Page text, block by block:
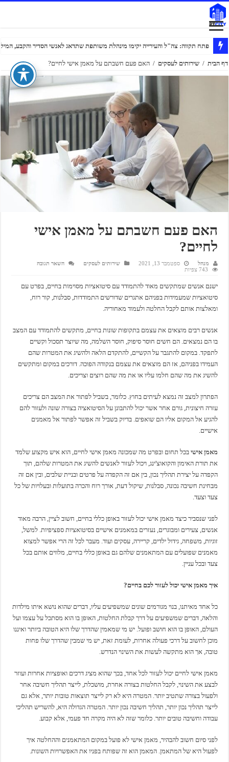
פתח תקווה: צה"ל והעירייה יקימו מינהלת משותפת שתדאג לאנשי הסדיר והקבע,
דף הבית / שירותים לעסקים / האם פעם חשבתם על מאמן אישי לחיים?
האם פעם חשבתם על מאמן אישי
לחיים?
מנהל ספטמבר 13, 2021 שירותים לעסקים
השאר תגובה
743 צפיות
ישנם אנשים שמתקשים מאוד להתמודד עם סיטואציות מסוימות בחיים, בפרט עם
סיטואציות שמעמידות בפניהם אתגרים שדורשים התמודדות, סבלנות, קור רוח,
ומאלצות אותם לקבל החלטה ולעמוד מאחוריה.
אנשים רבים מוצאים את עצמם בתקופות שונות בחיים, מתקשים להתמודד עם המצב
בו הם נמצאים. הם חשים חוסר סיפוק, חוסר השלמה, מה שיוצר תסכול וקשיים
לתפקד. במקום להתגבר על הקשיים, להתקדם הלאה ולהשיג את המטרות שהם
העמידו בפניהם, אז הם מוצאים את עצמם בנקודה הפוכה. דורכים במקום ומתקשים
להשיג את מה שהם חלמו עליו או את מה שהם רוצים וצריכים.
הפתרון למצב זה נמצא לעיתים בחוץ. כלומר, בשביל לפתור את המצב הם צריכים
עזרה חיצונית, גורם אחר אשר יכול להתבונן על הסיטואציה בצורה שונה ולעזור להם
להגיע אל המקום אליו הם שואפים. בדיוק בשביל זה אפשר לפתור אל מאמנים
אישיים.
מאמן אישי בכל תחום ובפרט מה שמכונה מאמן אישי לחיים, הוא איש מקצוע שלמד
את תורת האימון והקואוצ'ינג, ויכול לעזור לאנשים להשיג את המטרות שלהם, תוך
הקפדה על יצירת תהליך נכון, בין אם זה הקפדה על פרטים ובניית שלבים, ובין אם זה
מבחינת חשיבה נכונה, סבלנות, שיקול דעת, אורך רוח והכרה בתועלות ובעלויות של כל
צעד וצעד.
לפני שנסביר כיצד מאמן אישי יכול לעזור באופן כללי בחיים, חשוב לציין, הרבה מאוד
אנשים, צעירים ומבוגרים, נעזרים במאמנים אישיים בסיטואציות ספציפיות. למשל,
זוגיות, משפחה, גידול ילדים, קריירה, עסקים ועוד. מעבר לכל זה הרי אפשר למצוא
מאמנים שפועלים עם המתאמנים שלהם גם באופן כללי בחיים, מלווים אותם בכל
צעד ובכל עניין.
איך מאמן אישי יכול לעזור לכם בחיים?
כל אחד מאיתנו, בנוי מגורמים שונים שמשפיעים עליו, דברים שהוא נושא איתו מילדות
והלאה, דברים שמשפיעים על דרך קבלת החלטות, האופן בו הוא מסתכל על עצמו ועל
העולם, האופן בו הוא חושב ופועל. יש מי שמאמין שהדרך שלו היא הטובה ביותר ואיננו
מוכן לחשוב על דרכי פעולה אחרות, לעומת זאת, יש מי שמבין שהדרך שלו פחות
טובה, אך הוא מתקשה לעשות את השינוי הנדרש.
מאמן אישי לחיים יכול לעזור לכל אחד, בכך שהוא מציג דרכים ואופציות אחרות ועוזר
לבצע את השינוי, לקבל החלטות בצורה אחרת, מושכלת, לייצר תהליך חשיבה אחר
ולפעול בצורה שתטיב יותר. המטרה היא לא רק לייצר תוצאות טובות יותר, אלא גם
לייצר תהליך נכון יותר, תהליך חשיבה נכון יותר. המטרה הגדולה היא, להשריש תהליכי
עבודה וחשיבה טובים יותר. כלומר שזה לא היה מקרה חד פעמי, אלא קבוע.
לפני סיום חשוב להבהיר, מאמן אישי לא פועל במקום המתאמנים וההחלטה איך
לפעול היא של המתאמן. המאמן הוא זה שפותח בפניו את האפשרויות השונות.